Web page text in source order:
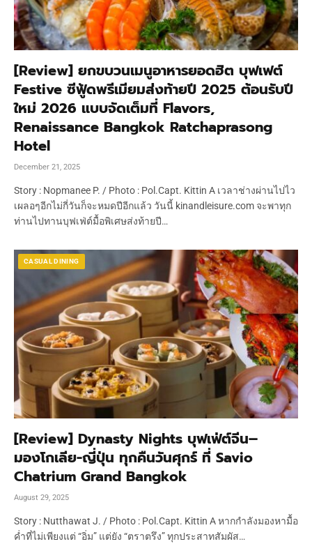
[Review] ยกขบวนเมนูอาหารยอดฮิต บุฟเฟต์
Festive ซีฟู้ดพรีเมียมส่งท้ายปี 2025 ต้อนรับปี
ใหม่ 2026 แบบจัดเต็มที่ Flavors,
Renaissance Bangkok Ratchaprasong
Hotel
December 21, 2025
Story : Nopmanee P. / Photo : Pol.Capt. Kittin A เวลาช่างผ่านไปไว
เผลอๆอีกไม่กี่วันก็จะหมดปีอีกแล้ว วันนี้ kinandleisure.com จะพาทุก
ท่านไปทานบุฟเฟ่ต์มื้อพิเศษส่งท้ายปี…
CASUAL DINING
[Review] Dynasty Nights บุฟเฟ่ต์จีน–
มองโกเลีย-ญี่ปุ่น ทุกคืนวันศุกร์ ที่ Savio
Chatrium Grand Bangkok
August 29, 2025
Story : Nutthawat J. / Photo : Pol.Capt. Kittin A หากกำลังมองหามื้อ
ค่ำที่ไม่เพียงแต่ “อิ่ม” แต่ยัง “ตราตรึง” ทุกประสาทสัมผัส…